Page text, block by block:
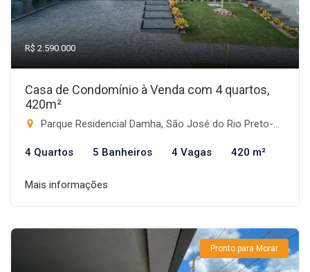
R$ 2.590.000
Casa de Condomínio à Venda com 4 quartos,
420m²
Parque Residencial Damha, São José do Rio Preto-SP
4 Quartos 5 Banheiros 4 Vagas 420 m²
Mais informações
Pronto para Morar